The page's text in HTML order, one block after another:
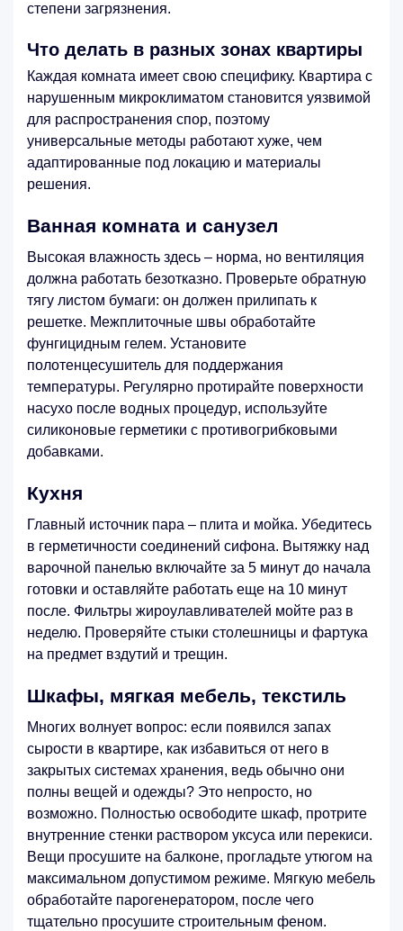
степени загрязнения.
Что делать в разных зонах квартиры
Каждая комната имеет свою специфику. Квартира с
нарушенным микроклиматом становится уязвимой
для распространения спор, поэтому
универсальные методы работают хуже, чем
адаптированные под локацию и материалы
решения.
Ванная комната и санузел
Высокая влажность здесь – норма, но вентиляция
должна работать безотказно. Проверьте обратную
тягу листом бумаги: он должен прилипать к
решетке. Межплиточные швы обработайте
фунгицидным гелем. Установите
полотенцесушитель для поддержания
температуры. Регулярно протирайте поверхности
насухо после водных процедур, используйте
силиконовые герметики с противогрибковыми
добавками.
Кухня
Главный источник пара – плита и мойка. Убедитесь
в герметичности соединений сифона. Вытяжку над
варочной панелью включайте за 5 минут до начала
готовки и оставляйте работать еще на 10 минут
после. Фильтры жироулавливателей мойте раз в
неделю. Проверяйте стыки столешницы и фартука
на предмет вздутий и трещин.
Шкафы, мягкая мебель, текстиль
Многих волнует вопрос: если появился запах
сырости в квартире, как избавиться от него в
закрытых системах хранения, ведь обычно они
полны вещей и одежды? Это непросто, но
возможно. Полностью освободите шкаф, протрите
внутренние стенки раствором уксуса или перекиси.
Вещи просушите на балконе, прогладьте утюгом на
максимальном допустимом режиме. Мягкую мебель
обработайте парогенератором, после чего
тщательно просушите строительным феном.